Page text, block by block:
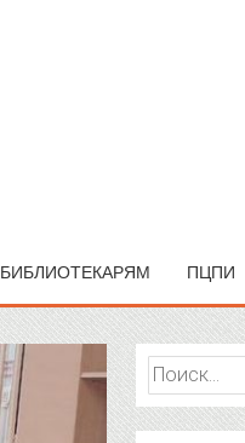
БИБЛИОТЕКАРЯМ ПЦПИ
Найти: